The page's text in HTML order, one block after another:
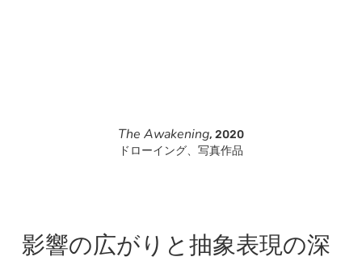
The Awakening, 2020
ドローイング、写真作品
影響の広がりと抽象表現の深